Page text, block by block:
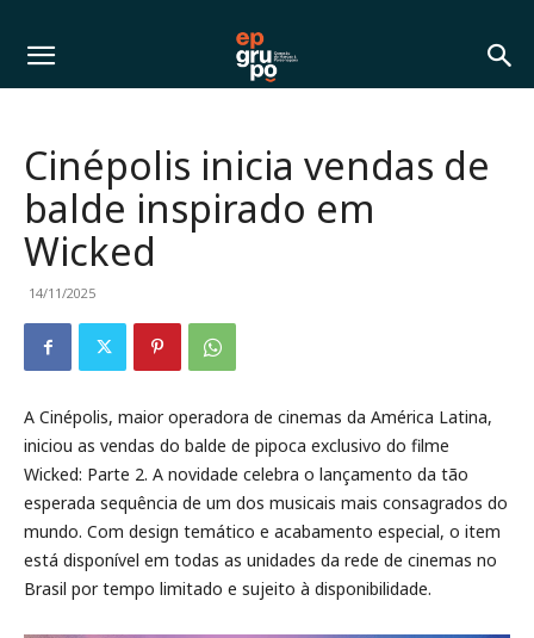
Cinépolis inicia vendas de
balde inspirado em
Wicked
14/11/2025
A Cinépolis, maior operadora de cinemas da América Latina,
iniciou as vendas do balde de pipoca exclusivo do filme
Wicked: Parte 2. A novidade celebra o lançamento da tão
esperada sequência de um dos musicais mais consagrados do
mundo. Com design temático e acabamento especial, o item
está disponível em todas as unidades da rede de cinemas no
Brasil por tempo limitado e sujeito à disponibilidade.